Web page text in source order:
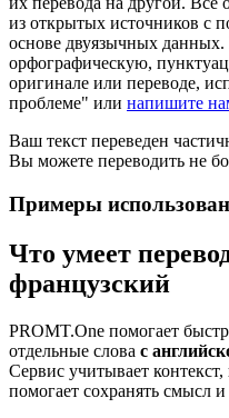
из открытых источников с
основе двуязычных
орфографическую,
оригинале или переводе,
проблеме" или напишите
Ваш текст переведен
Вы можете переводить не
Примеры
Что умеет
французский
PROMT.One помогает
отдельные слова с
Сервис учитывает
помогает сохранять смысл